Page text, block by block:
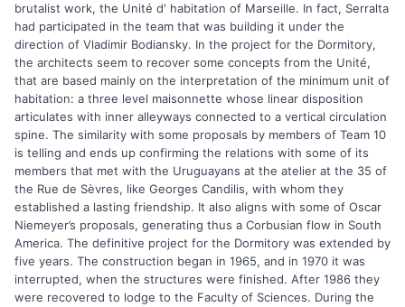
brutalist work, the Unité d' habitation of Marseille. In fact, Serralta
had participated in the team that was building it under the
direction of Vladimir Bodiansky. In the project for the Dormitory,
the architects seem to recover some concepts from the Unité,
that are based mainly on the interpretation of the minimum unit of
habitation: a three level maisonnette whose linear disposition
articulates with inner alleyways connected to a vertical circulation
spine. The similarity with some proposals by members of Team 10
is telling and ends up confirming the relations with some of its
members that met with the Uruguayans at the atelier at the 35 of
the Rue de Sèvres, like Georges Candilis, with whom they
established a lasting friendship. It also aligns with some of Oscar
Niemeyer’s proposals, generating thus a Corbusian flow in South
America. The definitive project for the Dormitory was extended by
five years. The construction began in 1965, and in 1970 it was
interrupted, when the structures were finished. After 1986 they
were recovered to lodge to the Faculty of Sciences. During the